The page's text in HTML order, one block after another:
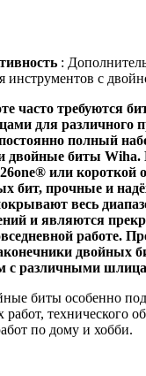
:
инструментов с
часто требуются
для различного
полный
двойные биты Wiha.
или короткой
бит, прочные и
весь
и являются
работе.
двойных
с различными
биты особенно
технического
по дому и хобби.